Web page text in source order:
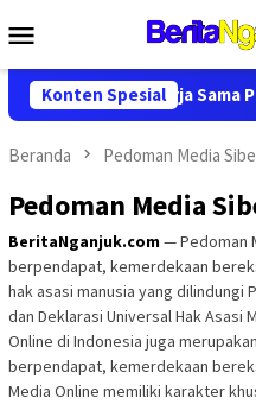
ke
Mobile
Konten Spesial
Kerja Sama
Beranda Pedoman Media
Pedoman Media
BeritaNganjuk.com— Pedoman
berpendapat, kemerdekaan
hak asasi manusia yang dilindungi
dan Deklarasi Universal Hak Asasi
Online di Indonesia juga
berpendapat, kemerdekaan
Media Online memiliki karakter